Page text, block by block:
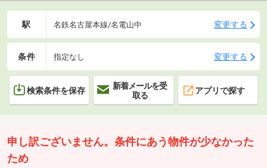
駅 名鉄名古屋本線/名電山中 変更する
条件 指定なし 変更する
検索条件を保存
新着メールを受
取る
アプリで探す
申し訳ございません。条件にあう物件が少なかった
ため